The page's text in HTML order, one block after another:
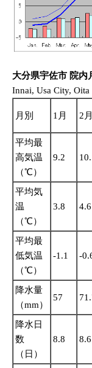
大分県宇佐市 院内
Innai, Usa City,
月別 1月 2月
平均最
高気温
（℃）
9.2
平均気
温
（℃）
3.8 4.6
平均最
低気温
（℃）
-1.1 -
降水量
（mm）
57
降水日
数
（日）
8.8 8.6